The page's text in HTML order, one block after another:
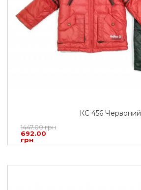
КС 456 Червоний
1447.00 грн
692.00
грн